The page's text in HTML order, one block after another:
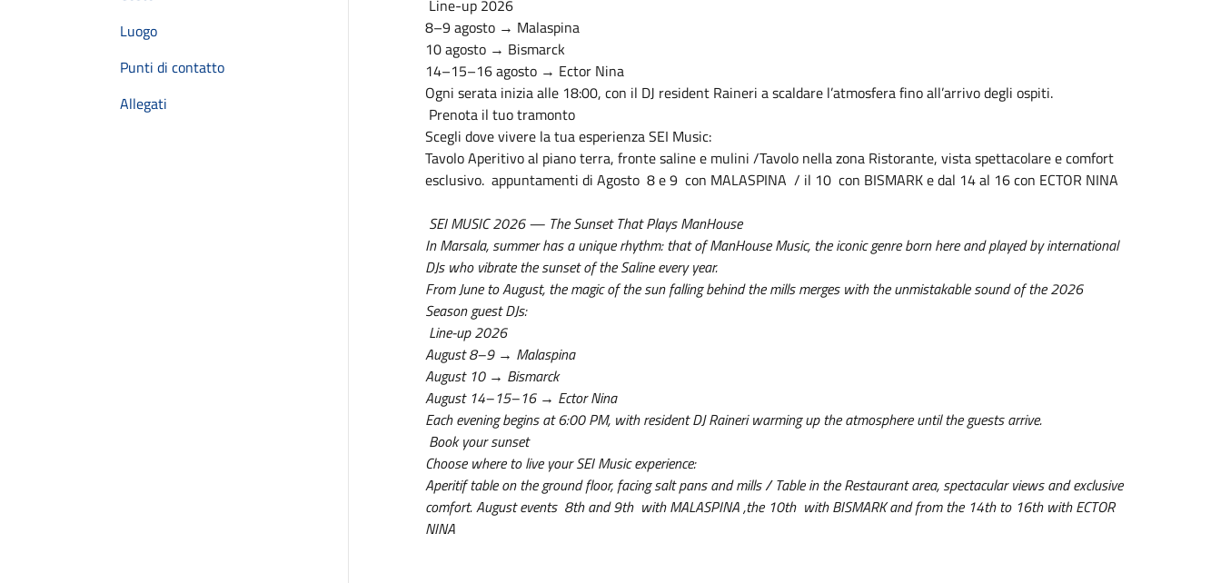
Luogo
Punti di contatto
Allegati
Line-up 2026
8–9 agosto → Malaspina
10 agosto → Bismarck
14–15–16 agosto → Ector Nina
Ogni serata inizia alle 18:00, con il DJ resident Raineri a scaldare l’atmosfera fino all’arrivo degli ospiti.
Prenota il tuo tramonto
Scegli dove vivere la tua esperienza SEI Music:
Tavolo Aperitivo al piano terra, fronte saline e mulini /Tavolo nella zona Ristorante, vista spettacolare e comfort
esclusivo. appuntamenti di Agosto 8 e 9 con MALASPINA / il 10 con BISMARK e dal 14 al 16 con ECTOR NINA
SEI MUSIC 2026 — The Sunset That Plays ManHouse
In Marsala, summer has a unique rhythm: that of ManHouse Music, the iconic genre born here and played by international
DJs who vibrate the sunset of the Saline every year.
From June to August, the magic of the sun falling behind the mills merges with the unmistakable sound of the 2026
Season guest DJs:
Line-up 2026
August 8–9 → Malaspina
August 10 → Bismarck
August 14–15–16 → Ector Nina
Each evening begins at 6:00 PM, with resident DJ Raineri warming up the atmosphere until the guests arrive.
Book your sunset
Choose where to live your SEI Music experience:
Aperitif table on the ground floor, facing salt pans and mills / Table in the Restaurant area, spectacular views and exclusive
comfort. August events 8th and 9th with MALASPINA ,the 10th with BISMARK and from the 14th to 16th with ECTOR
NINA